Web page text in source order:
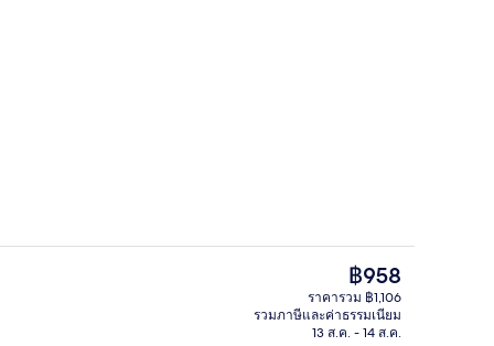
บริเวณภายนอก
ราคา
ปัจจุบัน
฿958
฿958
ราคารวม ฿1,106
รวมภาษีและค่าธรรมเนียม
13 ส.ค. - 14 ส.ค.